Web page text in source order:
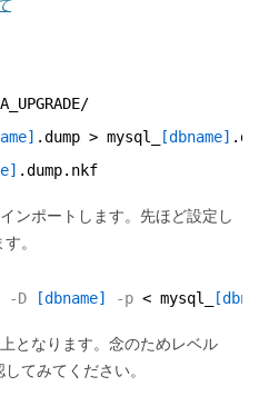
.dump > mysql_ [dbname]
.dump.nkf
ンポートします。先ほど設定し
。
-D [dbname] -p < mysql_
となります。念のためレベル
てみてください。